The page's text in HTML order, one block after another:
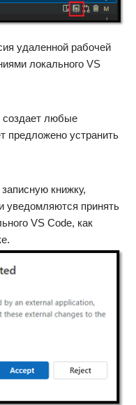
удаленной рабочей
локального VS
создает любые
предложено устранить
книжку,
уведомляются принять
VS Code, как